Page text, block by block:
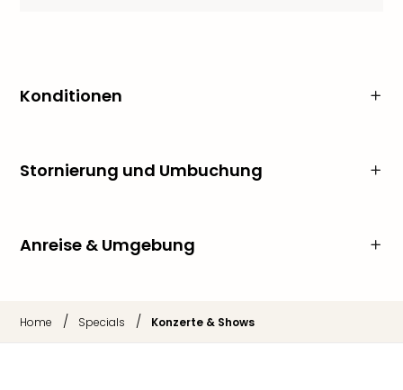
Konditionen
Stornierung und Umbuchung
Anreise & Umgebung
Home / Specials / Konzerte & Shows